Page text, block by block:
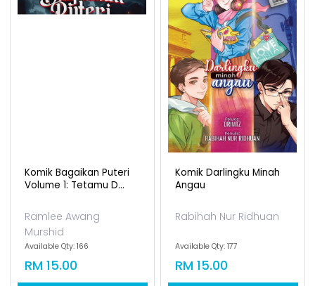
Komik Bagaikan Puteri
Volume 1: Tetamu D...
Ramlee Awang
Murshid
Available Qty: 166
RM 15.00
Komik Darlingku Minah
Angau
Rabihah Nur Ridhuan
Available Qty: 177
RM 15.00